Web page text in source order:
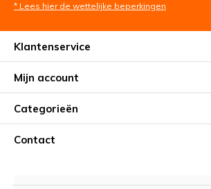
* Lees hier de wettelijke beperkingen
Klantenservice
Mijn account
Categorieën
Contact